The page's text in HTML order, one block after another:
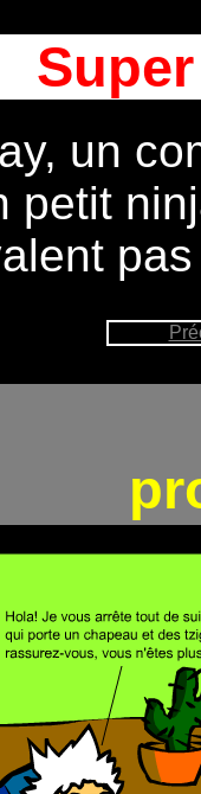
un
petit